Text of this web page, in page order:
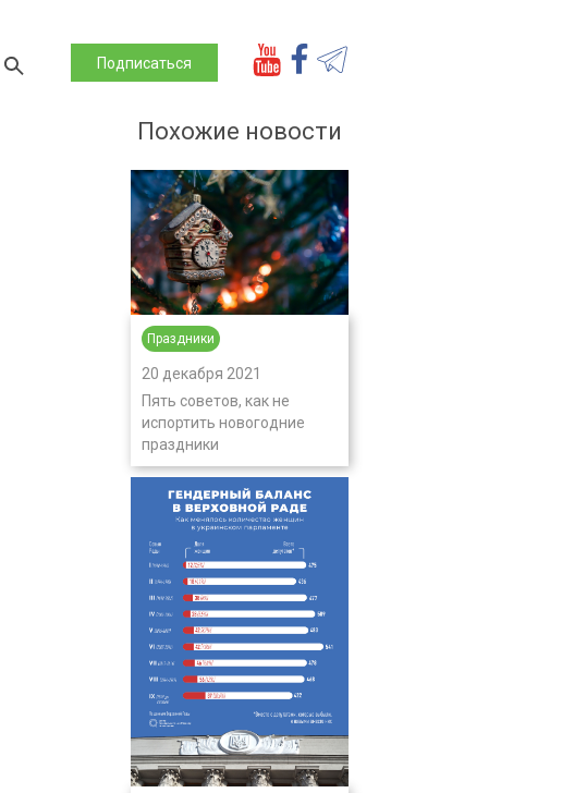
Подписаться
Похожие новости
Праздники
20 декабря 2021
Пять советов, как не
испортить новогодние
праздники